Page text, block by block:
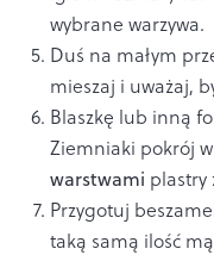
wybrane warzywa.
Duś na małym
mieszaj i uważaj,
Blaszkę lub inną
Ziemniaki pokrój
warstwami plastry
Przygotuj
taką samą ilość